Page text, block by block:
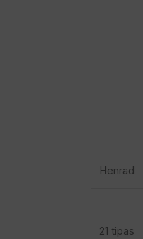
Henrad
21 tipas